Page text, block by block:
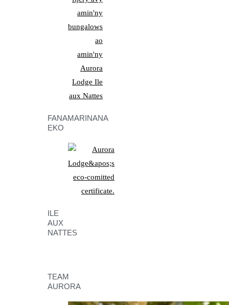
FANAMARINANA
EKO
ILE
AUX
NATTES
TEAM
AURORA